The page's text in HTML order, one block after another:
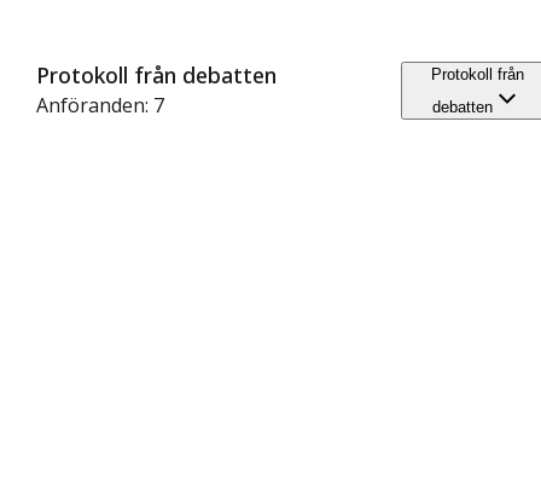
Protokoll från debatten
Anföranden: 7
Protokoll från
debatten